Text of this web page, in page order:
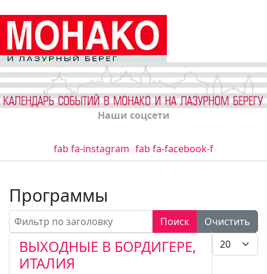
Наши соцсети
fab fa-instagram fab fa-facebook-f
Программы
Фильтр по заголовку Поиск
Очистить
Кол-во
ВЫХОДНЫЕ В БОРДИГЕРЕ,
ИТАЛИЯ